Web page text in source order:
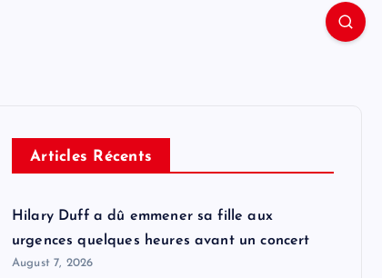
Articles Récents
Hilary Duff a dû emmener sa fille aux
urgences quelques heures avant un concert
August 7, 2026